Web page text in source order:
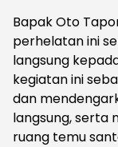
Bapak Oto
perhelatan ini
langsung
kegiatan ini
dan
langsung, serta
ruang temu